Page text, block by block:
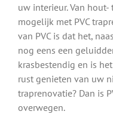
uw interieur. Van
mogelijk met PVC
van PVC is dat het,
nog eens een
krasbestendig en is
rust genieten van uw
traprenovatie? Dan is
overwegen.